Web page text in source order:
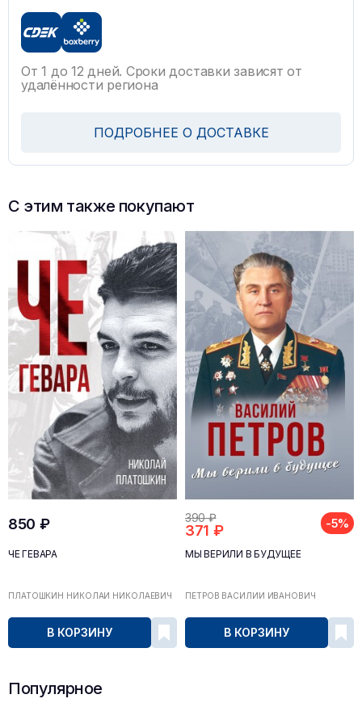
От 1 до 12 дней. Сроки доставки зависят от
удалённости региона
ПОДРОБНЕЕ О ДОСТАВКЕ
С этим также покупают
850 ₽
ЧЕ ГЕВАРА
ПЛАТОШКИН НИКОЛАЙ НИКОЛАЕВИЧ
В КОРЗИНУ
390 ₽
371 ₽ -5%
МЫ ВЕРИЛИ В БУДУЩЕЕ
ПЕТРОВ ВАСИЛИЙ ИВАНОВИЧ
В КОРЗИНУ
Популярное